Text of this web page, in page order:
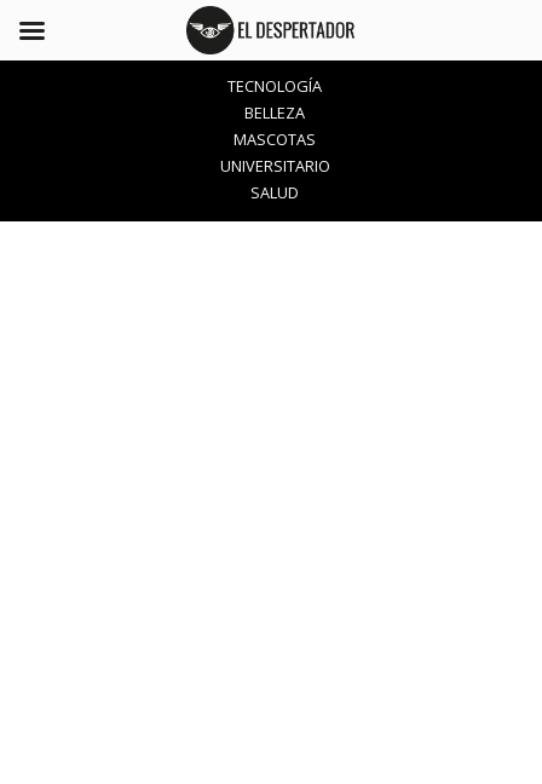
TECNOLOGÍA
BELLEZA
MASCOTAS
UNIVERSITARIO
SALUD